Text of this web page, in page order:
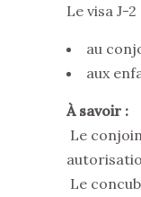
Le visa J-
au
aux
À savoir :
Le
Le